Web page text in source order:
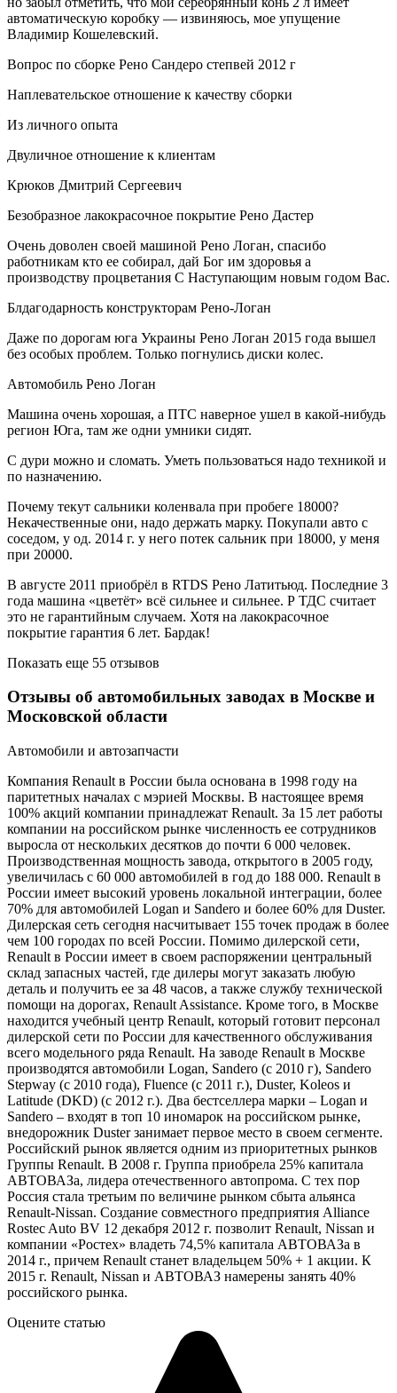
автоматическую коробку — извиняюсь, мое упущение
Владимир Кошелевский.
Вопрос по сборке Рено Сандеро степвей 2012 г
Наплевательское отношение к качеству сборки
Из личного опыта
Двуличное отношение к клиентам
Крюков Дмитрий Сергеевич
Безобразное лакокрасочное покрытие Рено Дастер
Очень доволен своей машиной Рено Логан, спасибо
работникам кто ее собирал, дай Бог им здоровья а
производству процветания С Наступающим новым годом Вас.
Блдагодарность конструкторам Рено-Логан
Даже по дорогам юга Украины Рено Логан 2015 года вышел
без особых проблем. Только погнулись диски колес.
Автомобиль Рено Логан
Машина очень хорошая, а ПТС наверное ушел в какой-нибудь
регион Юга, там же одни умники сидят.
С дури можно и сломать. Уметь пользоваться надо техникой и
по назначению.
Почему текут сальники коленвала при пробеге 18000?
Некачественные они, надо держать марку. Покупали авто с
соседом, у од. 2014 г. у него потек сальник при 18000, у меня
при 20000.
В августе 2011 приобрёл в RTDS Рено Латитьюд. Последние 3
года машина «цветёт» всё сильнее и сильнее. Р ТДС считает
это не гарантийным случаем. Хотя на лакокрасочное
покрытие гарантия 6 лет. Бардак!
Показать еще 55 отзывов
Отзывы об автомобильных заводах в Москве и
Московской области
Автомобили и автозапчасти
Компания Renault в России была основана в 1998 году на
паритетных началах с мэрией Москвы. В настоящее время
100% акций компании принадлежат Renault. За 15 лет работы
компании на российском рынке численность ее сотрудников
выросла от нескольких десятков до почти 6 000 человек.
Производственная мощность завода, открытого в 2005 году,
увеличилась с 60 000 автомобилей в год до 188 000. Renault в
России имеет высокий уровень локальной интеграции, более
70% для автомобилей Logan и Sandero и более 60% для Duster.
Дилерская сеть сегодня насчитывает 155 точек продаж в более
чем 100 городах по всей России. Помимо дилерской сети,
Renault в России имеет в своем распоряжении центральный
склад запасных частей, где дилеры могут заказать любую
деталь и получить ее за 48 часов, а также службу технической
помощи на дорогах, Renault Assistance. Кроме того, в Москве
находится учебный центр Renault, который готовит персонал
дилерской сети по России для качественного обслуживания
всего модельного ряда Renault. На заводе Renault в Москве
производятся автомобили Logan, Sandero (c 2010 г), Sandero
Stepway (c 2010 года), Fluence (c 2011 г.), Duster, Koleos и
Latitude (DKD) (c 2012 г.). Два бестселлера марки – Logan и
Sandero – входят в топ 10 иномарок на российском рынке,
внедорожник Duster занимает первое место в своем сегменте.
Российский рынок является одним из приоритетных рынков
Группы Renault. В 2008 г. Группа приобрела 25% капитала
АВТОВАЗа, лидера отечественного автопрома. С тех пор
Россия стала третьим по величине рынком сбыта альянса
Renault-Nissan. Создание совместного предприятия Alliance
Rostec Auto BV 12 декабря 2012 г. позволит Renault, Nissan и
компании «Ростех» владеть 74,5% капитала АВТОВАЗа в
2014 г., причем Renault станет владельцем 50% + 1 акции. К
2015 г. Renault, Nissan и АВТОВАЗ намерены занять 40%
российского рынка.
Оцените статью